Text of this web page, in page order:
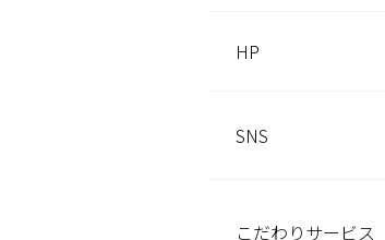
HP
SNS
こだわりサービス